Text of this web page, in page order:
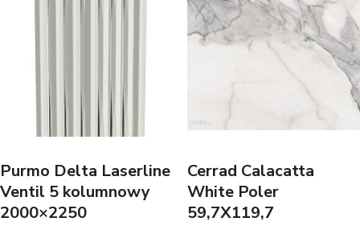
Purmo Delta Laserline
Ventil 5 kolumnowy
2000×2250
Cerrad Calacatta
White Poler
59,7X119,7